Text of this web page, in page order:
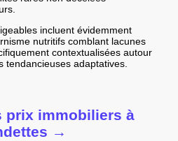
incluent évidemment
nutritifs comblant lacunes
contextualisées autour
tendancieuses adaptatives.
prix immobiliers à
→